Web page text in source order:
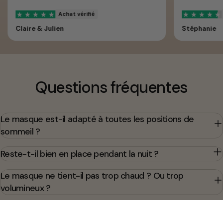
Achat vérifié
Claire & Julien Stéphanie
Questions fréquentes
Le masque est-il adapté à toutes les positions de
sommeil ?
Reste-t-il bien en place pendant la nuit ?
Le masque ne tient-il pas trop chaud ? Ou trop
volumineux ?